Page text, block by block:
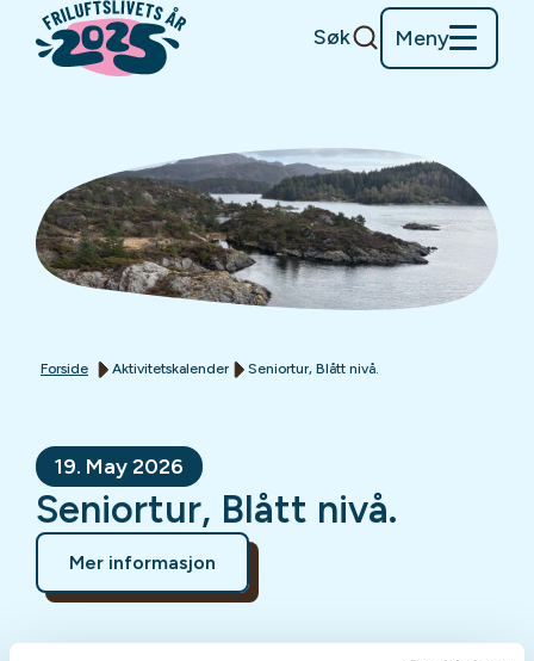
Søk Meny
Forside Aktivitetskalender Seniortur, Blått nivå.
19. May 2026
Seniortur, Blått nivå.
Mer informasjon